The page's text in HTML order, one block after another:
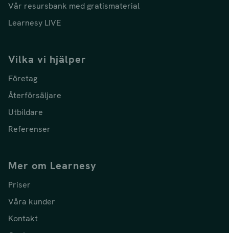
Vår resursbank med gratismaterial
Learnesy LIVE
Vilka vi hjälper
Företag
Återförsäljare
Utbildare
Referenser
Mer om Learnesy
Priser
Våra kunder
Kontakt